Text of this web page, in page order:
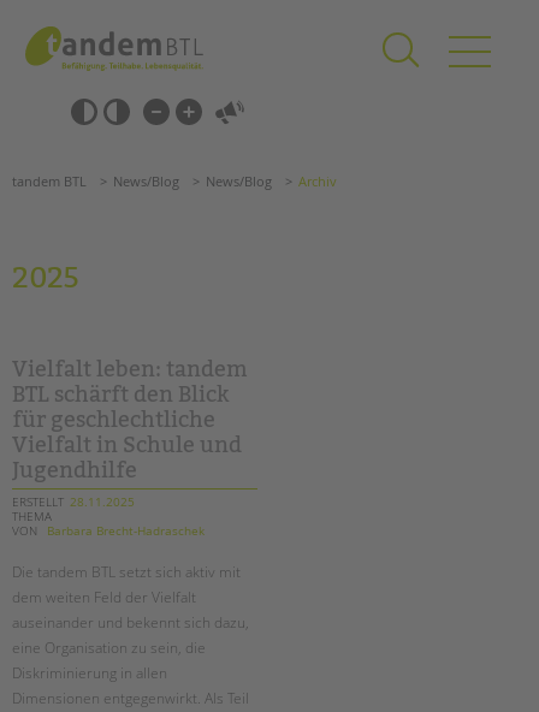
springen
Barrierefrei-
Einstellungen
überspringen
überspringen
Förderzentren
Kollegs
EFöB
Schulbezogene Sozialarbeit
Tagesgruppen
HILFEN ZUR ERZIEHUNG
EINGLIEDERUNGSHILFE
BETREUTES WOHNEN
TANDEM BTL AKADEMIE
tandem BTL News/Blog News/Blog Archiv
2025
Vielfalt leben: tandem
BTL schärft den Blick
für geschlechtliche
Vielfalt in Schule und
Jugendhilfe
ERSTELLT 28.11.2025
THEMA
VON
Barbara Brecht-Hadraschek
Die tandem BTL setzt sich aktiv mit
dem weiten Feld der Vielfalt
auseinander und bekennt sich dazu,
eine Organisation zu sein, die
Diskriminierung in allen
Dimensionen entgegenwirkt. Als Teil